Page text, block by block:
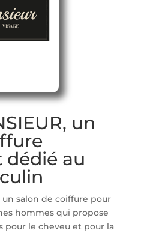
un
au
un salon de coiffure pour
hommes qui propose
pour le cheveu et pour la